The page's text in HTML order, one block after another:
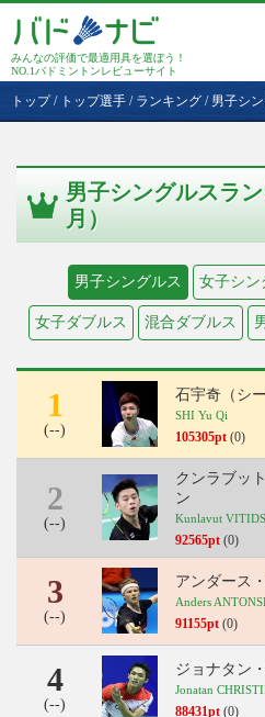
みんなの評価で最適用具を選ぼう！
NO.1バドミントンレビューサイト
トップ/ トップ選手 / ランキング / 男子シ
男子シングルスラ
月）
男子シングルス 女子シン
女子ダブルス 混合ダブルス
1
(--)
石宇奇（シ
SHI Yu Qi
105305pt (0)
2
(--)
クンラブッ
ン
Kunlavut
92565pt (0)
3
(--)
アンダース
Anders
91155pt (0)
4
(--)
ジョナタン
Jonatan
88431pt (0)